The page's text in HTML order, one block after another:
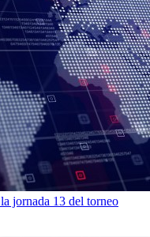
jornada 13 del torneo